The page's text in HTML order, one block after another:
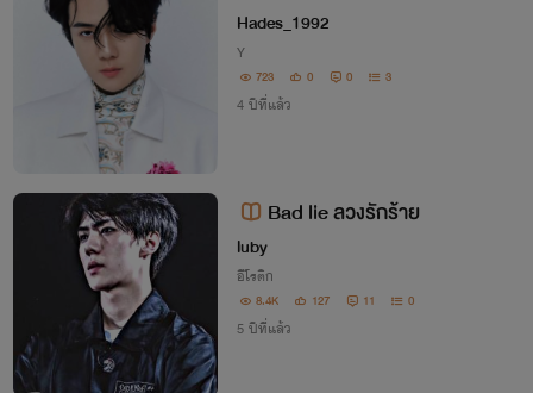
ายกลายรัก
Hades_1992
Y
723 0 0 3
4 ปีที่แล้ว
Bad lie ลวงรักร้าย
luby
อีโรติก
8.4K 127 11 0
5 ปีที่แล้ว